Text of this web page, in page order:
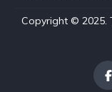
Copyright © 2025.